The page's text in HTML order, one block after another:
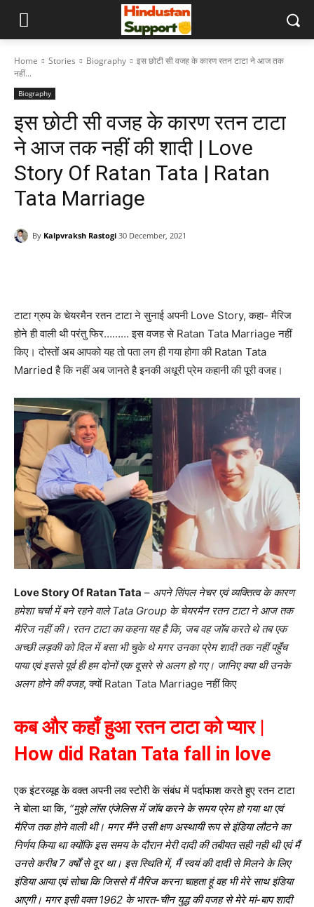
Home Stories Biography
इस छोटी सी वजह के कारण रतन टाटा ने आज तक
नहीं...
Biography
इस छोटी सी वजह के कारण रतन टाटा
ने आज तक नहीं की शादी | Love
Story Of Ratan Tata | Ratan
Tata Marriage
By Kalpvraksh Rastogi 30 December, 2021
टाटा ग्रुप के चेयरमैन रतन टाटा ने सुनाई अपनी Love Story, कहा- मैरिज
होने ही वाली थी परंतु फिर……… इस वजह से Ratan Tata Marriage नहीं
किए। दोस्तों अब आपको यह तो पता लग ही गया होगा की Ratan Tata
Married है कि नहीं अब जानते है इनकी अधूरी प्रेम कहानी की पूरी वजह।
Love Story Of Ratan Tata – अपने सिंपल नेचर एवं व्यक्तित्व के कारण
हमेशा चर्चा में बने रहने वाले Tata Group के चेयरमैन रतन टाटा ने आज तक
मैरिज नहीं की। रतन टाटा का कहना यह है कि, जब वह जॉब करते थे तब एक
अच्छी लड़की को दिल में बसा भी चुके थे मगर उनका प्रेम शादी तक नहीं पहुँच
पाया एवं इससे पूर्व ही हम दोनों एक दूसरे से अलग हो गए। जानिए क्या थी उनके
अलग होने की वजह, क्यों Ratan Tata Marriage नहीं किए
कब और कहाँ हुआ रतन टाटा को प्यार |
How did Ratan Tata fall in love
एक इंटरव्यूह के वक्त अपनी लव स्टोरी के संबंध में पर्दाफाश करते हुए रतन टाटा
ने बोला था कि, “मुझे लॉस एंजेलिस में जॉब करने के समय प्रेम हो गया था एवं
मैरिज तक होने वाली थी। मगर मैंने उसी क्षण अस्थायी रूप से इंडिया लौटने का
निर्णय किया था क्योंकि इस समय के दौरान मेरी दादी की तबीयत सही नही थी एवं मैं
उनसे करीब 7 वर्षों से दूर था। इस स्थिति में, मैं स्वयं की दादी से मिलने के लिए
इंडिया आया एवं सोचा कि जिससे मैं मैरिज करना चाहता हूं वह भी मेरे साथ इंडिया
आएगी। मगर इसी वक्त 1962 के भारत-चीन युद्ध की वजह से मेरे मां-बाप शादी